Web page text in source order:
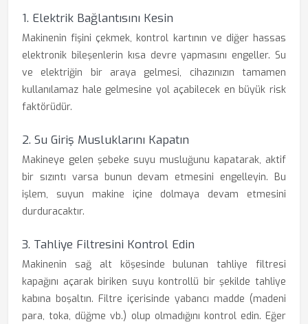
1. Elektrik Bağlantısını Kesin
Makinenin fişini çekmek, kontrol kartının ve diğer hassas
elektronik bileşenlerin kısa devre yapmasını engeller. Su
ve elektriğin bir araya gelmesi, cihazınızın tamamen
kullanılamaz hale gelmesine yol açabilecek en büyük risk
faktörüdür.
2. Su Giriş Musluklarını Kapatın
Makineye gelen şebeke suyu musluğunu kapatarak, aktif
bir sızıntı varsa bunun devam etmesini engelleyin. Bu
işlem, suyun makine içine dolmaya devam etmesini
durduracaktır.
3. Tahliye Filtresini Kontrol Edin
Makinenin sağ alt köşesinde bulunan tahliye filtresi
kapağını açarak biriken suyu kontrollü bir şekilde tahliye
kabına boşaltın. Filtre içerisinde yabancı madde (madeni
para, toka, düğme vb.) olup olmadığını kontrol edin. Eğer